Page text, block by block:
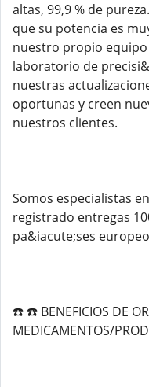
altas, 99,9 % de
que su potencia es
nuestro propio
laboratorio de
nuestras
oportunas y creen
nuestros clientes.
Somos especialistas
registrado entregas
pa&iacute;ses
☎️ ☎️ BENEFICIOS DE
MEDICAMENTOS/